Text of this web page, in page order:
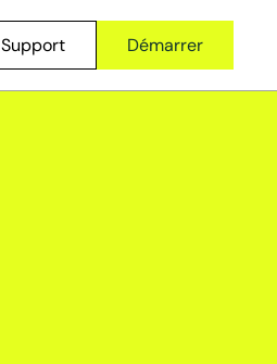
Support Démarrer